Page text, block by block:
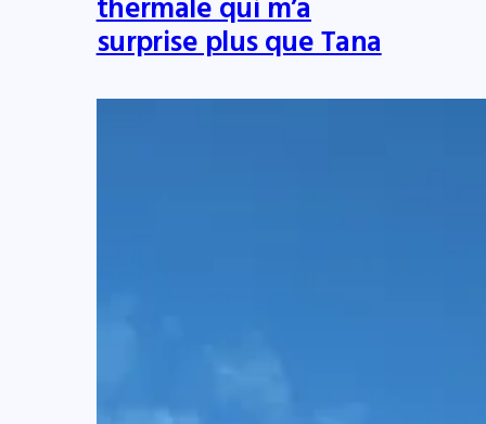
surprise plus que Tana